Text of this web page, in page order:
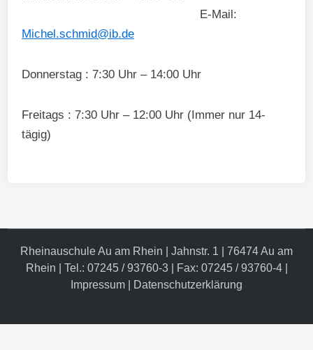
E-Mail:
Michel.schmid@ib.de
Donnerstag : 7:30 Uhr – 14:00 Uhr
Freitags : 7:30 Uhr – 12:00 Uhr (Immer nur 14-
tägig)
Rheinauschule Au am Rhein | Jahnstr. 1 | 76474 Au am
Rhein | Tel.: 07245 / 93760-3 | Fax: 07245 / 93760-4 |
Impressum
Datenschutzerklärung